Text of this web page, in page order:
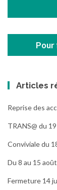
Pour
Articles
Reprise des
TRANS@ du
Conviviale du
Du 8 au 15
Fermeture 14